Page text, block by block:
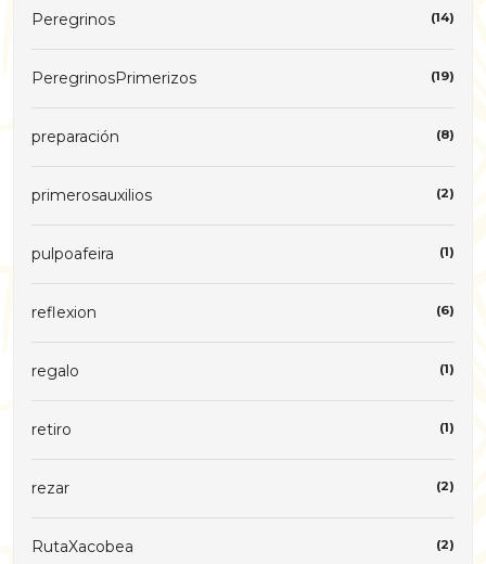
Peregrinos (14)
PeregrinosPrimerizos (19)
preparación (8)
primerosauxilios (2)
pulpoafeira (1)
reflexion (6)
regalo (1)
retiro (1)
rezar (2)
RutaXacobea (2)